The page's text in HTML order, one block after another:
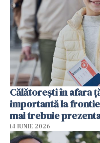
Călătorești în afara
importantă la
mai trebuie
14 IUNIE 2026